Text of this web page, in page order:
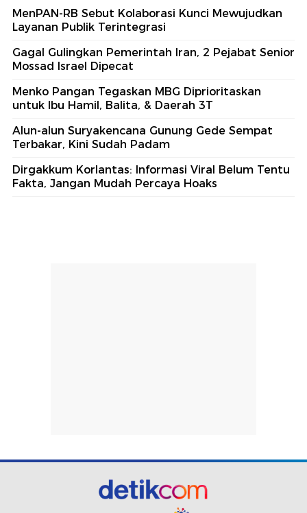
MenPAN-RB Sebut Kolaborasi Kunci Mewujudkan
Layanan Publik Terintegrasi
Gagal Gulingkan Pemerintah Iran, 2 Pejabat Senior
Mossad Israel Dipecat
Menko Pangan Tegaskan MBG Diprioritaskan
untuk Ibu Hamil, Balita, & Daerah 3T
Alun-alun Suryakencana Gunung Gede Sempat
Terbakar, Kini Sudah Padam
Dirgakkum Korlantas: Informasi Viral Belum Tentu
Fakta, Jangan Mudah Percaya Hoaks